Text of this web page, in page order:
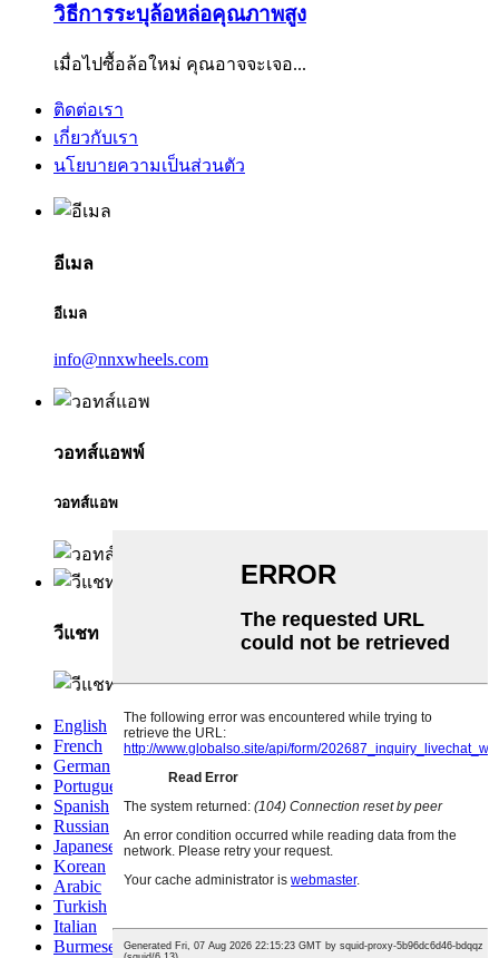
วิธีการระบุล้อหล่อคุณภาพสูง
เมื่อไปซื้อล้อใหม่ คุณอาจจะเจอ...
ติดต่อเรา
เกี่ยวกับเรา
นโยบายความเป็นส่วนตัว
อีเมล
อีเมล
info@nnxwheels.com
วอทส์แอพพ์
วอทส์แอพ
วีแชท
English
French
German
Portuguese
Spanish
Russian
Japanese
Korean
Arabic
Turkish
Italian
Burmese